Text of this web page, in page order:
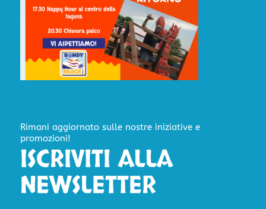
Rimani aggiornato sulle nostre iniziative e
promozioni!
ISCRIVITI ALLA
NEWSLETTER